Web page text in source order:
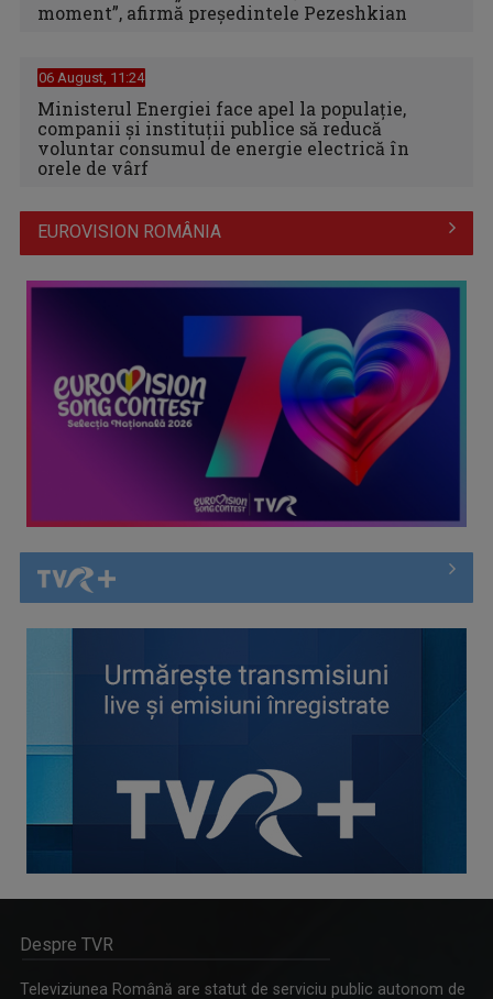
moment”, afirmă preşedintele Pezeshkian
06 August, 11:24
Ministerul Energiei face apel la populație,
companii și instituții publice să reducă
voluntar consumul de energie electrică în
orele de vârf
EUROVISION ROMÂNIA
Despre TVR
Televiziunea Română are statut de serviciu public autonom de